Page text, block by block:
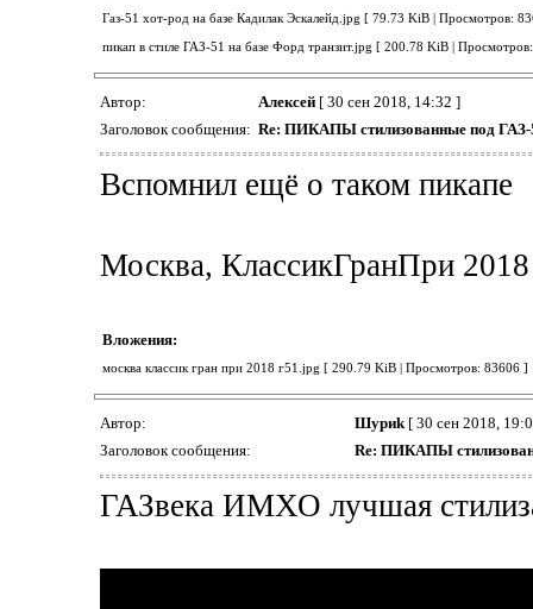
Газ-51 хот-род на базе Кадилак Эскалейд.jpg [ 79.73 KiB | Просмотров:
пикап в стиле ГАЗ-51 на базе Форд транзит.jpg [ 200.78 KiB |
Автор: Алексей[ 30 сен 2018, 14:32 ]
Заголовок сообщения: Re: ПИКАПЫ стилизованные под ГАЗ-
Вспомнил ещё о таком пикапе
Москва, КлассикГранПри 2018
Вложения:
москва классик гран при 2018 г51.jpg [ 290.79 KiB | Просмотров: 83606 ]
Автор: Шyриk[ 30 сен 2018,
Заголовок сообщения:
Re: ПИКАПЫ
ГАЗвека ИМХО лучшая